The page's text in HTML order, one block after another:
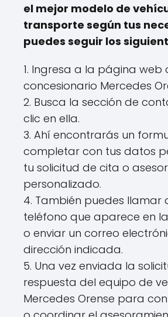
el mejor modelo de
transporte según tus
puedes seguir los
1. Ingresa a la página web
concesionario Mercedes
2. Busca la sección de
clic en ella.
3. Ahí encontrarás un
completar con tus datos
tu solicitud de cita o
personalizado.
4. También puedes llamar
teléfono que aparece en
o enviar un correo
dirección indicada.
5. Una vez enviada la
respuesta del equipo de
Mercedes Orense para